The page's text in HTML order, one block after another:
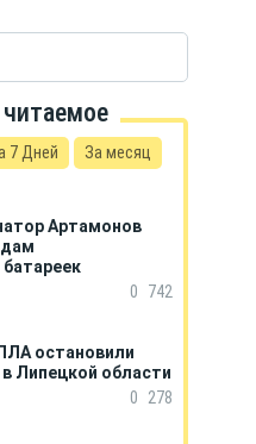
7 Дней За месяц
Артамонов
0
742
остановили
Липецкой области
0
278